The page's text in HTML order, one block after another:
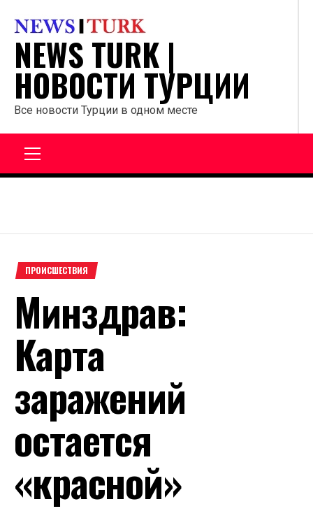
содержанию
NEWS TURK |
НОВОСТИ ТУРЦИИ
Все новости Турции в одном месте
ПРОИСШЕСТВИЯ
Минздрав:
Карта
заражений
остается
«красной»